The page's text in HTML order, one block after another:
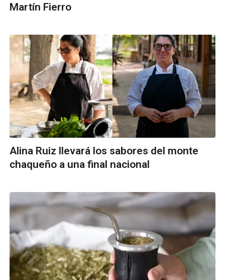
Martín Fierro
Alina Ruiz llevará los sabores del monte
chaqueño a una final nacional